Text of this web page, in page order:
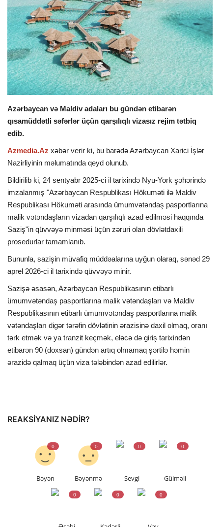
İDMAN
DÜNYA
MARAQLI
SAĞLAMLIQ
ŞOU BİZNES
MÜSAHİBƏ
Azərbaycan və Maldiv adaları bu gündən etibarən
qısamüddətli səfərlər üçün qarşılıqlı vizasız rejim tətbiq
edib.
Azmedia.Az xəbər verir ki, bu barədə Azərbaycan Xarici İşlər
Nazirliyinin məlumatında qeyd olunub.
Bildirilib ki, 24 sentyabr 2025-ci il tarixində Nyu-York şəhərində
imzalanmış "Azərbaycan Respublikası Hökuməti ilə Maldiv
Respublikası Hökuməti arasında ümumvətəndaş pasportlarına
malik vətəndaşların vizadan qarşılıqlı azad edilməsi haqqında
Saziş"in qüvvəyə minməsi üçün zəruri olan dövlətdaxili
prosedurlar tamamlanıb.
Bununla, sazişin müvafiq müddəalarına uyğun olaraq, sənəd 29
aprel 2026-ci il tarixində qüvvəyə minir.
Sazişə əsasən, Azərbaycan Respublikasının etibarlı
ümumvətəndaş pasportlarına malik vətəndaşları və Maldiv
Respublikasının etibarlı ümumvətəndaş pasportlarına malik
vətəndaşları digər tərəfin dövlətinin ərazisinə daxil olmaq, oranı
tərk etmək və ya tranzit keçmək, eləcə də giriş tarixindən
etibarən 90 (doxsan) gündən artıq olmamaq şərtilə həmin
ərazidə qalmaq üçün viza tələbindən azad edilirlər.
REAKSIYANIZ NƏDIR?
Bəyən
0
Bəyənmə
0
Sevgi
0
Gülməli
0
0 0 0